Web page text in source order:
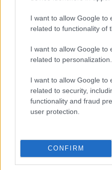
I want to allow Google to
related to functionality of
I want to allow Google to
related to personalization.
I want to allow Google to
related to security,
functionality and fraud
user protection.
CONFIRM
Vízgazdálkodás
Egyetlen,
Bicske
Mi épül?
Épített
Mohács a